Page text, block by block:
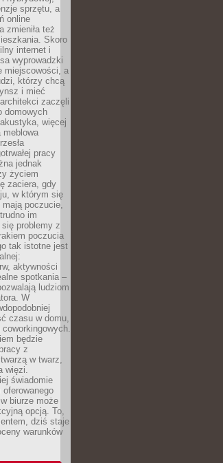
sprzętu, a
online
zmieniła też
Skoro
internet i
wyprowadzki
miejscowości, a
którzy chcą
i mieć
zaczęli
domowych
więcej
meblowa
pracy
jednak
życiem
zaciera, gdy
w którym się
poczucie,
im
problemy z
poczucia
tak istotne jest
aktywności
spotkania –
ludziom
W
czasu w domu,
będzie
z
w twarz,
więzi.
świadomie
biurze może
opcją. To,
dziś staje
warunków